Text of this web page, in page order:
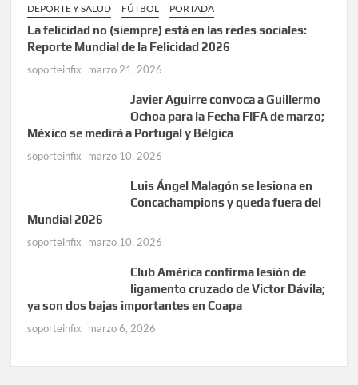
DEPORTE Y SALUD FÚTBOL PORTADA
La felicidad no (siempre) está en las redes sociales:
Reporte Mundial de la Felicidad 2026
soporteinfix marzo 21, 2026
Javier Aguirre convoca a Guillermo
Ochoa para la Fecha FIFA de marzo;
México se medirá a Portugal y Bélgica
soporteinfix marzo 10, 2026
Luis Ángel Malagón se lesiona en
Concachampions y queda fuera del
Mundial 2026
soporteinfix marzo 10, 2026
Club América confirma lesión de
ligamento cruzado de Victor Dávila;
ya son dos bajas importantes en Coapa
soporteinfix marzo 6, 2026